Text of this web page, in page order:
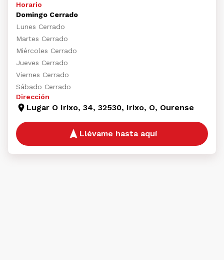
Horario
Domingo Cerrado
Lunes Cerrado
Martes Cerrado
Miércoles Cerrado
Jueves Cerrado
Viernes Cerrado
Sábado Cerrado
Dirección
Lugar O Irixo, 34, 32530, Irixo, O, Ourense
Llévame hasta aquí